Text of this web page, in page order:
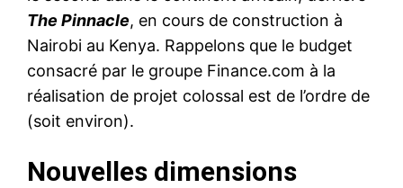
The Pinnacle, en cours de construction à
Nairobi au Kenya. Rappelons que le budget
consacré par le groupe Finance.com à la
réalisation de projet colossal est de l’ordre de
(soit environ).
Nouvelles dimensions